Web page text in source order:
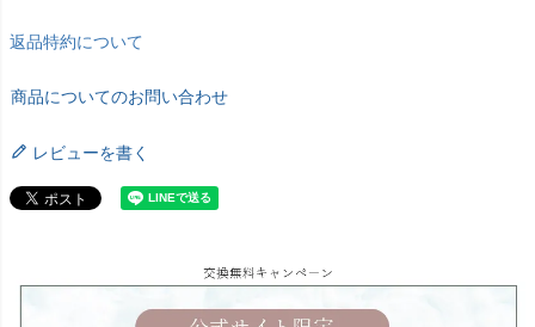
返品特約について
商品についてのお問い合わせ
レビューを書く